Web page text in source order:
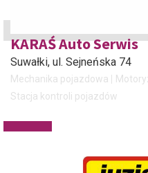
KARAŚ Auto Serwis
Suwałki, ul. Sejneńska 74
Mechanika pojazdowa
Stacja kontroli pojazdów